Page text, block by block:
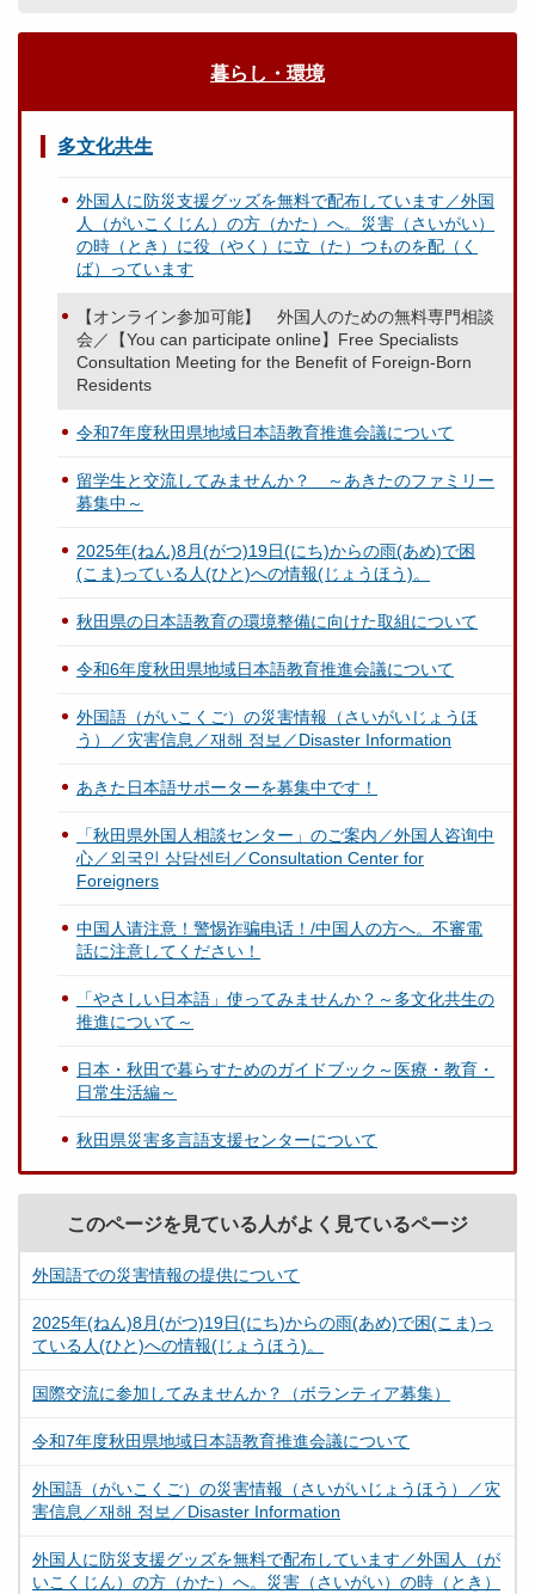
暮らし・環境
多文化共生
外国人に防災支援グッズを無料で配布しています／外国
人（がいこくじん）の方（かた）へ。災害（さいがい）
の時（とき）に役（やく）に立（た）つものを配（く
ば）っています
【オンライン参加可能】 外国人のための無料専門相談
会／【You can participate online】Free Specialists
Consultation Meeting for the Benefit of Foreign-Born
Residents
令和7年度秋田県地域日本語教育推進会議について
留学生と交流してみませんか？ ～あきたのファミリー
募集中～
2025年(ねん)8月(がつ)19日(にち)からの雨(あめ)で困
(こま)っている人(ひと)への情報(じょうほう)。
秋田県の日本語教育の環境整備に向けた取組について
令和6年度秋田県地域日本語教育推進会議について
外国語（がいこくご）の災害情報（さいがいじょうほ
う）／灾害信息／재해 정보／Disaster Information
あきた日本語サポーターを募集中です！
「秋田県外国人相談センター」のご案内／外国人咨询中
心／외국인 상담센터／Consultation Center for
Foreigners
中国人请注意！警惕诈骗电话！/中国人の方へ。不審電
話に注意してください！
「やさしい日本語」使ってみませんか？～多文化共生の
推進について～
日本・秋田で暮らすためのガイドブック～医療・教育・
日常生活編～
秋田県災害多言語支援センターについて
このページを見ている人がよく見ているページ
外国語での災害情報の提供について
2025年(ねん)8月(がつ)19日(にち)からの雨(あめ)で困(こま)っ
ている人(ひと)への情報(じょうほう)。
国際交流に参加してみませんか？（ボランティア募集）
令和7年度秋田県地域日本語教育推進会議について
外国語（がいこくご）の災害情報（さいがいじょうほう）／灾
害信息／재해 정보／Disaster Information
外国人に防災支援グッズを無料で配布しています／外国人（が
いこくじん）の方（かた）へ。災害（さいがい）の時（とき）